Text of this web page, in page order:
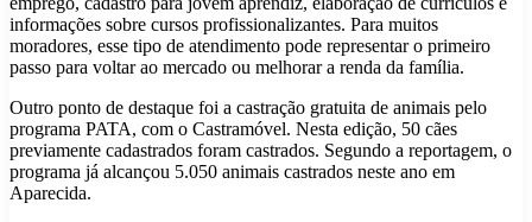
informações sobre cursos profissionalizantes. Para muitos
moradores, esse tipo de atendimento pode representar o primeiro
passo para voltar ao mercado ou melhorar a renda da família.
Outro ponto de destaque foi a castração gratuita de animais pelo
programa PATA, com o Castramóvel. Nesta edição, 50 cães
previamente cadastrados foram castrados. Segundo a reportagem, o
programa já alcançou 5.050 animais castrados neste ano em
Aparecida.